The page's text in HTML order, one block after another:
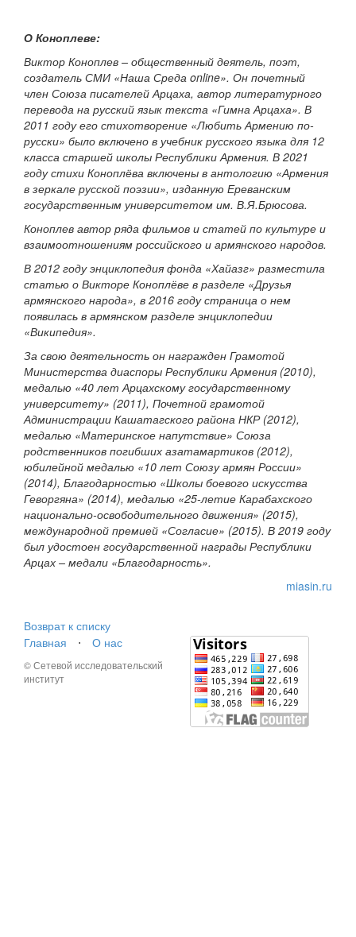
О Коноплеве:
Виктор Коноплев – общественный деятель, поэт,
создатель СМИ «Наша Среда online». Он почетный
член Союза писателей Арцаха, автор литературного
перевода на русский язык текста «Гимна Арцаха». В
2011 году его стихотворение «Любить Армению по-
русски» было включено в учебник русского языка для 12
класса старшей школы Республики Армения. В 2021
году стихи Коноплёва включены в антологию «Армения
в зеркале русской поэзии», изданную Ереванским
государственным университетом им. В.Я.Брюсова.
Коноплев автор ряда фильмов и статей по культуре и
взаимоотношениям российского и армянского народов.
В 2012 году энциклопедия фонда «Хайазг» разместила
статью о Викторе Коноплёве в разделе «Друзья
армянского народа», в 2016 году страница о нем
появилась в армянском разделе энциклопедии
«Википедия».
За свою деятельность он награжден Грамотой
Министерства диаспоры Республики Армения (2010),
медалью «40 лет Арцахскому государственному
университету» (2011), Почетной грамотой
Администрации Кашатагского района НКР (2012),
медалью «Материнское напутствие» Союза
родственников погибших азатамартиков (2012),
юбилейной медалью «10 лет Союзу армян России»
(2014), Благодарностью «Школы боевого искусства
Геворгяна» (2014), медалью «25-летие Карабахского
национально-освободительного движения» (2015),
международной премией «Согласие» (2015). В 2019 году
был удостоен государственной награды Республики
Арцах – медали «Благодарность».
miasin.ru
Возврат к списку
Главная
⋅ О нас
© Сетевой исследовательский
институт